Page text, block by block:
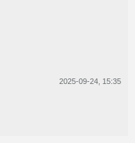
2025-09-24, 15:35